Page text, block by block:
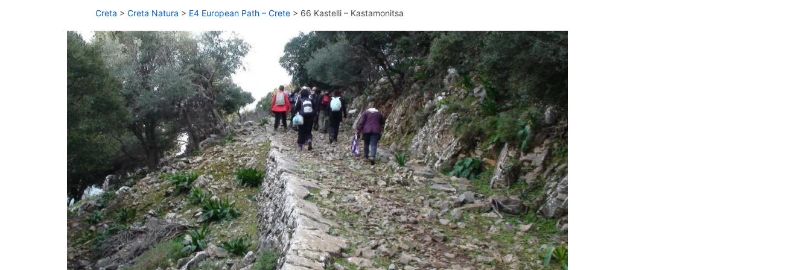
Creta > Creta Natura > E4 European Path – Crete > 66 Kastelli – Kastamonitsa